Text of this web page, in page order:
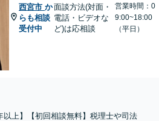
西宮市 か
らも相談
受付中
面談方法(対面・
電話・ビデオな
ど)は応相談
営業時間：0
9:00~18:00
（平日）
以上】【初回相談無料】税理士や司法